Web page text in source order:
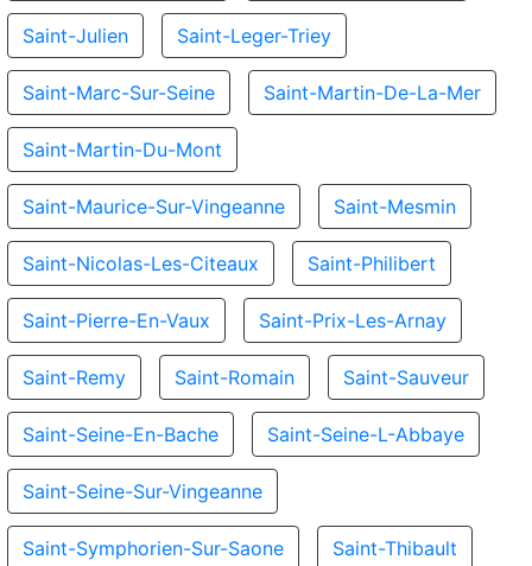
Saint-Julien Saint-Leger-Triey
Saint-Marc-Sur-Seine Saint-Martin-De-La-Mer
Saint-Martin-Du-Mont
Saint-Maurice-Sur-Vingeanne Saint-Mesmin
Saint-Nicolas-Les-Citeaux Saint-Philibert
Saint-Pierre-En-Vaux Saint-Prix-Les-Arnay
Saint-Remy Saint-Romain Saint-Sauveur
Saint-Seine-En-Bache Saint-Seine-L-Abbaye
Saint-Seine-Sur-Vingeanne
Saint-Symphorien-Sur-Saone Saint-Thibault